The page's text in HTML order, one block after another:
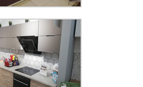
Увеличить
КМ 332